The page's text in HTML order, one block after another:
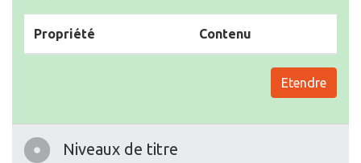
Propriété Contenu
Etendre
Niveaux de titre